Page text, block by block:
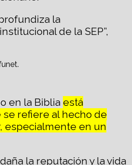
la
de la SEP”,
en la Biblia está
se refiere al hecho de
especialmente en un
la reputación y la vida